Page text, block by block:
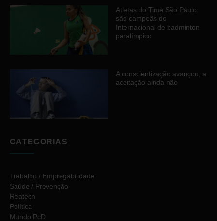
Atletas do Time São Paulo
são campeãs do
Internacional de badminton
paralímpico
A conscientização avançou, a
aceitação ainda não
CATEGORIAS
Trabalho / Empregabilidade
Saúde / Prevenção
Reatech
Política
Mundo PcD